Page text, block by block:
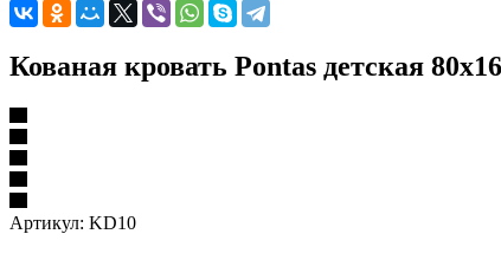
Кованая кровать Pontas детская
Артикул: KD10